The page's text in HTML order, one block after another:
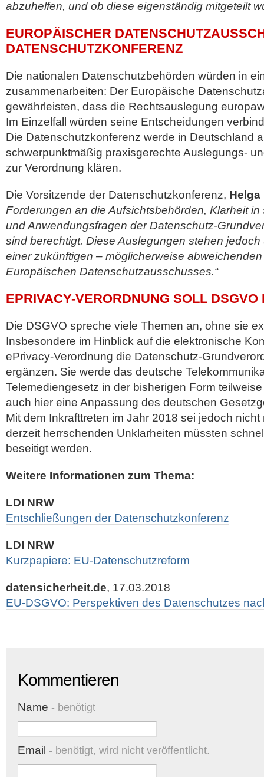
abzuhelfen, und ob diese eigenständig mitgeteilt
EUROPÄISCHER
DATENSCHUTZKONFERENZ
Die nationalen Datenschutzbehörden würden in
zusammenarbeiten: Der Europäische
gewährleisten, dass die Rechtsauslegung
Im Einzelfall würden seine Entscheidungen
Die Datenschutzkonferenz werde in Deutschland
schwerpunktmäßig praxisgerechte Auslegungs-
zur Verordnung klären.
Die Vorsitzende der Datenschutzkonferenz,
Forderungen an die Aufsichtsbehörden, Klarheit in
und Anwendungsfragen der Datenschutz-
sind berechtigt. Diese Auslegungen stehen
einer zukünftigen – möglicherweise
Europäischen Datenschutzausschusses.“
EPRIVACY-VERORDNUNG SOLL DSGVO
Die DSGVO spreche viele Themen an, ohne sie
Insbesondere im Hinblick auf die elektronische
ePrivacy-Verordnung die Datenschutz-
ergänzen. Sie werde das deutsche
Telemediengesetz in der bisherigen Form
auch hier eine Anpassung des deutschen
Mit dem Inkrafttreten im Jahr 2018 sei jedoch
derzeit herrschenden Unklarheiten müssten
beseitigt werden.
Weitere Informationen zum Thema:
LDI NRW
Entschließungen der Datenschutzkonferenz
LDI NRW
Kurzpapiere: EU-Datenschutzreform
datensicherheit.de, 17.03.2018
EU-DSGVO: Perspektiven des Datenschutzes
Kommentieren
Name - benötigt
Email - benötigt, wird nicht veröffentlicht.